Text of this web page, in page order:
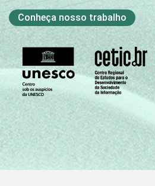
Conheça nosso trabalho